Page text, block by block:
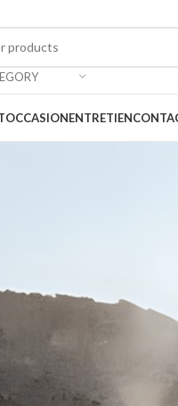
OCCASIONENTRETIEN